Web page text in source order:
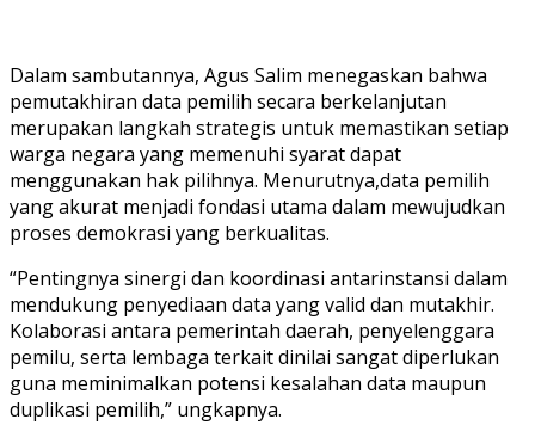
Dalam sambutannya, Agus Salim menegaskan bahwa
pemutakhiran data pemilih secara berkelanjutan
merupakan langkah strategis untuk memastikan setiap
warga negara yang memenuhi syarat dapat
menggunakan hak pilihnya. Menurutnya,data pemilih
yang akurat menjadi fondasi utama dalam mewujudkan
proses demokrasi yang berkualitas.
“Pentingnya sinergi dan koordinasi antarinstansi dalam
mendukung penyediaan data yang valid dan mutakhir.
Kolaborasi antara pemerintah daerah, penyelenggara
pemilu, serta lembaga terkait dinilai sangat diperlukan
guna meminimalkan potensi kesalahan data maupun
duplikasi pemilih,” ungkapnya.